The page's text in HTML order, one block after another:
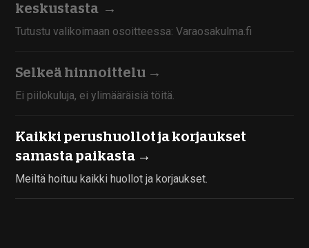
keskustasta →
Tutustu valikoimaan osoitteessa: Varaosakulma.fi
Selkeä hinnoittelu →
Ei piilokuluja, ei ylimääräisiä töitä.
Kaikki perushuollot ja korjaukset
samasta paikasta →
Meiltä hoituu kaikki huollot ja korjaukset.